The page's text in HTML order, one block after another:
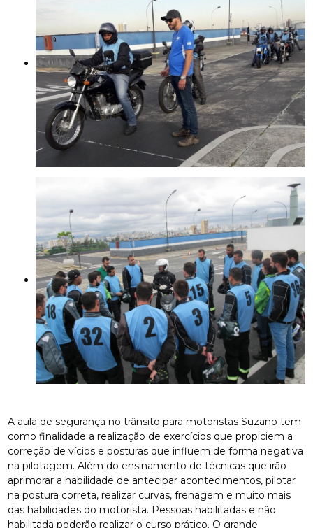
A aula de segurança no trânsito para motoristas Suzano tem
como finalidade a realização de exercícios que propiciem a
correção de vícios e posturas que influem de forma negativa
na pilotagem. Além do ensinamento de técnicas que irão
aprimorar a habilidade de antecipar acontecimentos, pilotar
na postura correta, realizar curvas, frenagem e muito mais
das habilidades do motorista. Pessoas habilitadas e não
habilitada poderão realizar o curso prático. O grande